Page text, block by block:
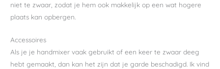
niet te zwaar, zodat je hem ook makkelijk op een wat hogere
plaats kan opbergen.
Accessoires
Als je je handmixer vaak gebruikt of een keer te zwaar deeg
hebt gemaakt, dan kan het zijn dat je garde beschadigd. Ik vind